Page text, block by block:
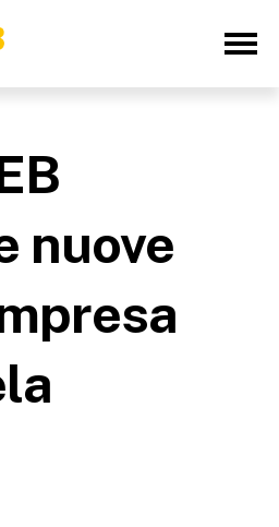
nuove